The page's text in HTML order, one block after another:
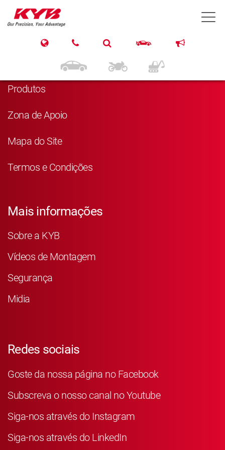
Navegação
Página Principal
Produtos
Zona de Apoio
Mapa do Site
Termos e Condições
Mais informações
Sobre a KYB
Vídeos de Montagem
Segurança
Midia
Redes sociais
Goste da nossa página no Facebook
Subscreva o nosso canal no Youtube
Siga-nos através do Instagram
Siga-nos através do LinkedIn